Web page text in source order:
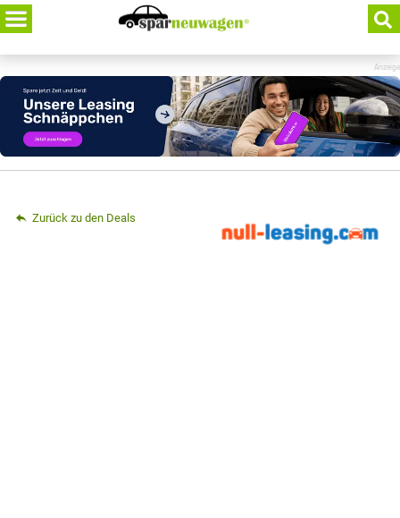
Skip
to
content
Anzeige
Zurück zu den Deals